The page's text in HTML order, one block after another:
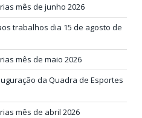
mês de junho 2026
trabalhos dia 15 de agosto de
mês de maio 2026
da Quadra de Esportes
mês de abril 2026